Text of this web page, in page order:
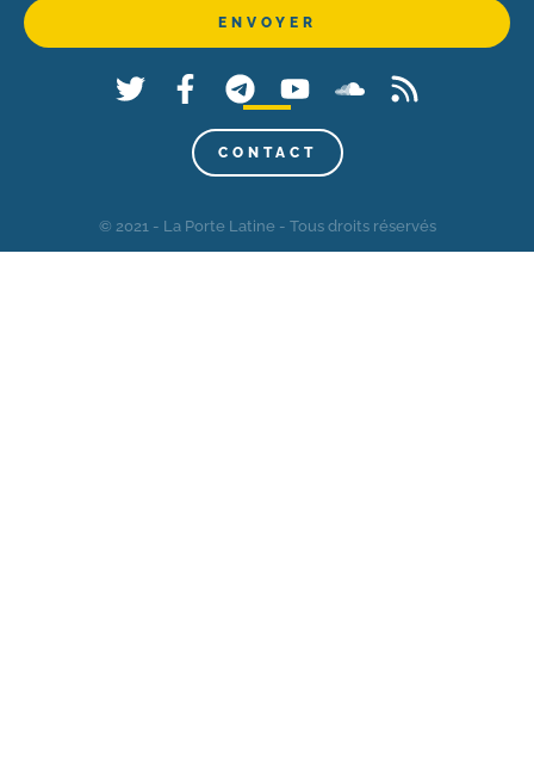
CONTACT
© 2021 - La Porte Latine - Tous droits réservés